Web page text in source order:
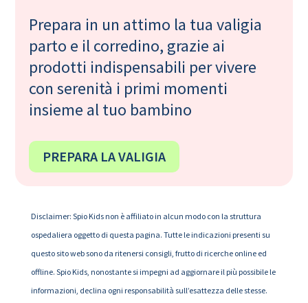
Prepara in un attimo la tua valigia
parto e il corredino, grazie ai
prodotti indispensabili per vivere
con serenità i primi momenti
insieme al tuo bambino
PREPARA LA VALIGIA
Disclaimer: Spio Kids non è affiliato in alcun modo con la struttura
ospedaliera oggetto di questa pagina. Tutte le indicazioni presenti su
questo sito web sono da ritenersi consigli, frutto di ricerche online ed
offline. Spio Kids, nonostante si impegni ad aggiornare il più possibile le
informazioni, declina ogni responsabilità sull’esattezza delle stesse.